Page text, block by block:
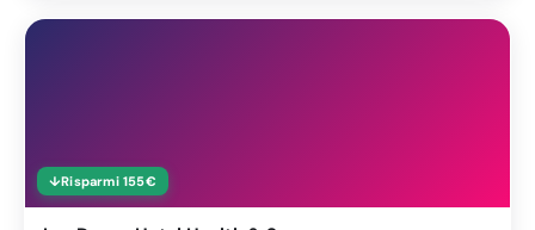
↓Risparmi 155€